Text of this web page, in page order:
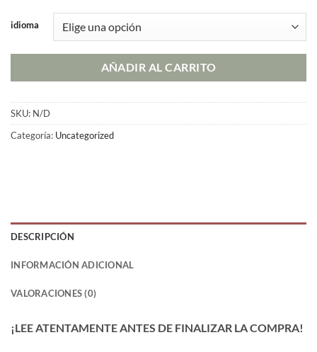
desde
R$ 22,90
hasta
idioma
AÑADIR AL CARRITO
SKU: N/D
Categoría: Uncategorized
DESCRIPCIÓN
INFORMACIÓN ADICIONAL
VALORACIONES (0)
¡LEE ATENTAMENTE ANTES DE FINALIZAR LA COMPRA!